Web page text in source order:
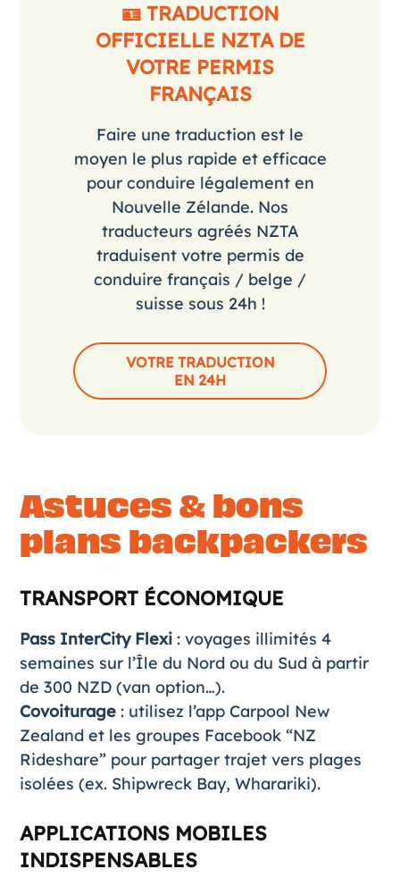
🪪 TRADUCTION
OFFICIELLE NZTA DE
VOTRE PERMIS
FRANÇAIS
Faire une traduction est le
moyen le plus rapide et efficace
pour conduire légalement en
Nouvelle Zélande. Nos
traducteurs agréés NZTA
traduisent votre permis de
conduire français / belge /
suisse sous 24h !
VOTRE TRADUCTION
EN 24H
Astuces & bons
plans backpackers
TRANSPORT ÉCONOMIQUE
Pass InterCity Flexi: voyages illimités 4
semaines sur l’Île du Nord ou du Sud à partir
de 300 NZD (van option…).
Covoiturage: utilisez l’app Carpool New
Zealand et les groupes Facebook “NZ
Rideshare” pour partager trajet vers plages
isolées (ex. Shipwreck Bay, Wharariki).
APPLICATIONS MOBILES
INDISPENSABLES